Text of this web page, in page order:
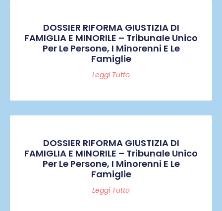
DOSSIER RIFORMA GIUSTIZIA DI
FAMIGLIA E MINORILE – Tribunale Unico
Per Le Persone, I Minorenni E Le
Famiglie
Leggi Tutto
DOSSIER RIFORMA GIUSTIZIA DI
FAMIGLIA E MINORILE – Tribunale Unico
Per Le Persone, I Minorenni E Le
Famiglie
Leggi Tutto